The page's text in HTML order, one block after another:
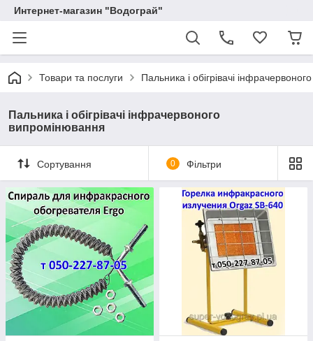
Интернет-магазин "Водограй"
Товари та послуги Пальника і обігрівачі
Пальника і обігрівачі інфрачервоного
випромінювання
Сортування 0 Фільтри